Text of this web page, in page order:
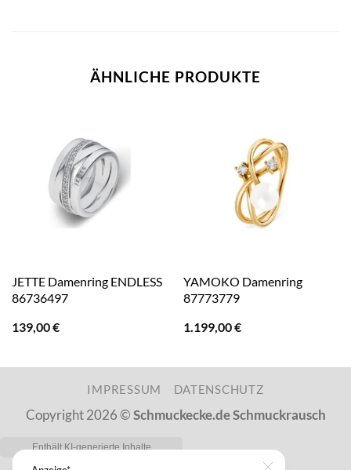
ÄHNLICHE PRODUKTE
JETTE Damenring ENDLESS
86736497
139,00€
YAMOKO Damenring
87773779
1.199,00€
IMPRESSUM DATENSCHUTZ
Copyright 2026 ©Schmuckecke.de Schmuckrausch